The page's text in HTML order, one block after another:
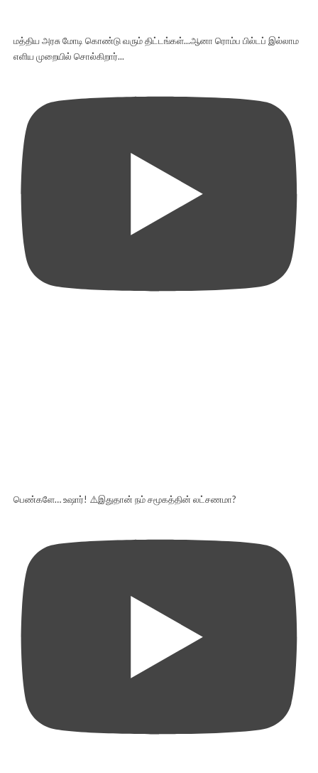
மத்திய அரசு மோடி கொண்டு வரும் திட்டங்கள்...ஆனா ரொம்ப பில்டப் இல்லாம
எளிய முறையில் சொல்கிறார்...
பெண்களே… உஷார்! ⚠️இதுதான் நம் சமூகத்தின் லட்சணமா?